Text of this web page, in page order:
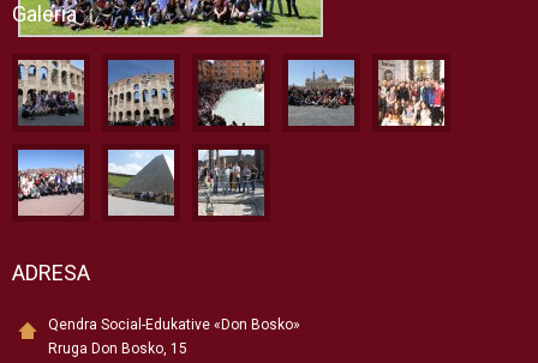
Galeria
ADRESA
Qendra Social-Edukative «Don Bosko»
Rruga Don Bosko, 15